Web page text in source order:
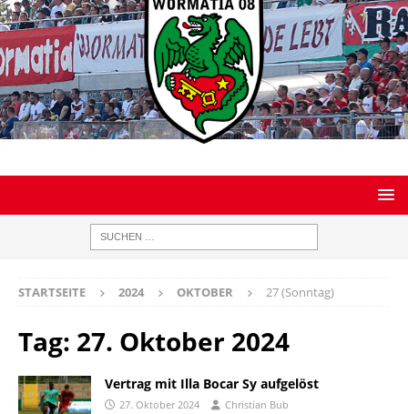
STARTSEITE 2024 OKTOBER 27 (Sonntag)
Tag: 27. Oktober 2024
Vertrag mit Illa Bocar Sy aufgelöst
27. Oktober 2024 Christian Bub